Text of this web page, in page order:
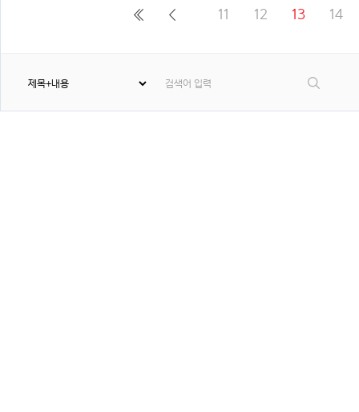
11 12 13 14